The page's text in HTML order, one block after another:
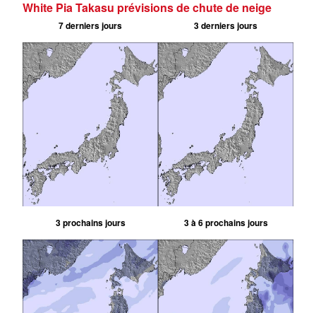
White Pia Takasu prévisions de chute de neige
7 derniers jours 3 derniers jours
3 prochains jours 3 à 6 prochains jours